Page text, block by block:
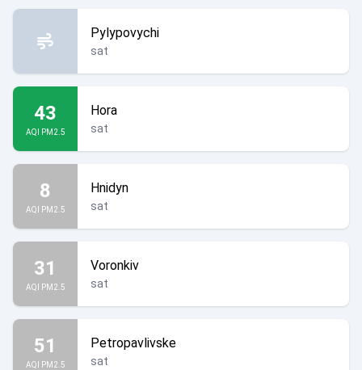
Pylypovychi
sat
43
AQI PM2.5
Hora
sat
8
AQI PM2.5
Hnidyn
sat
31
AQI PM2.5
Voronkiv
sat
51
AQI PM2.5
Petropavlivske
sat